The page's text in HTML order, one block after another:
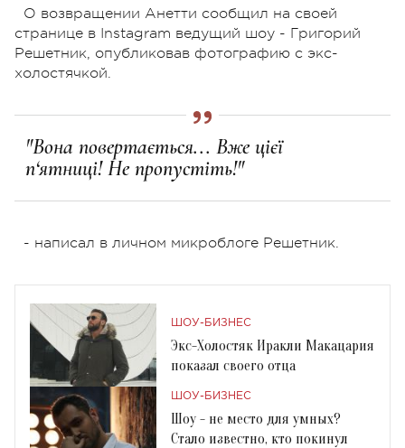
О возвращении Анетти сообщил на своей
странице в Instagram ведущий шоу - Григорий
Решетник, опубликовав фотографию с экс-
холостячкой.
"Вона повертається... Вже цієї
п‘ятниці! Не пропустіть!"
- написал в личном микроблоге Решетник.
ШОУ-БИЗНЕС
Экс-Холостяк Иракли Макацария
показал своего отца
ШОУ-БИЗНЕС
Шоу - не место для умных?
Стало известно, кто покинул